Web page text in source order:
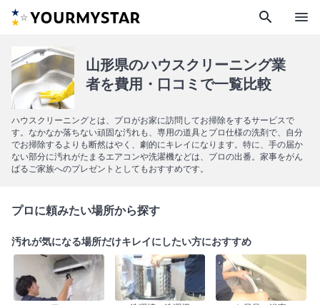
search menu
山形県のハウスクリーニング業
者を費用・口コミで一覧比較
ハウスクリーニングとは、プロがお家に訪問してお掃除をするサービスで
す。なかなか落ちない頑固な汚れも、専用の道具とプロ仕様の洗剤で、自分
でお掃除するよりも断然はやく、劇的にキレイになります。特に、手の届か
ない部分に汚れがたまるエアコンや洗濯機などは、プロの出番。家事をがん
ばるご家族へのプレゼントとしてもおすすめです。
プロに頼みたい場所から探す
汚れが気になる場所だけキレイにしたい方におすすめ